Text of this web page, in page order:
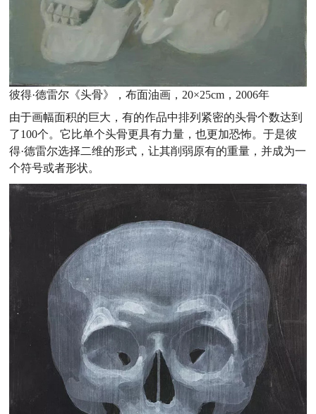
彼得·德雷尔《头骨》，布面油画，20×25cm，2006年
由于画幅面积的巨大，有的作品中排列紧密的头骨个数达到
了100个。它比单个头骨更具有力量，也更加恐怖。于是彼
得·德雷尔选择二维的形式，让其削弱原有的重量，并成为一
个符号或者形状。